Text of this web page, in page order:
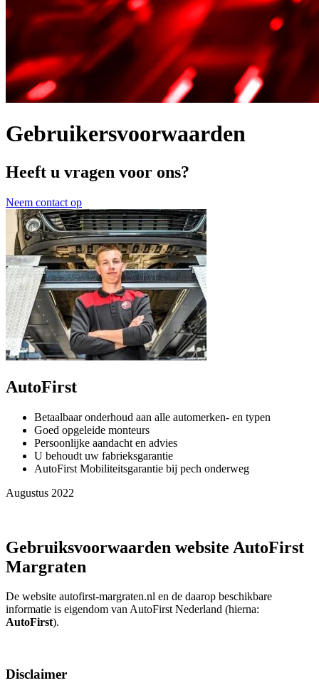
Gebruikersvoorwaarden
Heeft u vragen voor ons?
Neem contact op
AutoFirst
Betaalbaar onderhoud aan alle automerken- en typen
Goed opgeleide monteurs
Persoonlijke aandacht en advies
U behoudt uw fabrieksgarantie
AutoFirst Mobiliteitsgarantie bij pech onderweg
Augustus 2022
Gebruiksvoorwaarden website AutoFirst
Margraten
De website autofirst-margraten.nl en de daarop beschikbare
informatie is eigendom van AutoFirst Nederland (hierna:
AutoFirst).
Disclaimer